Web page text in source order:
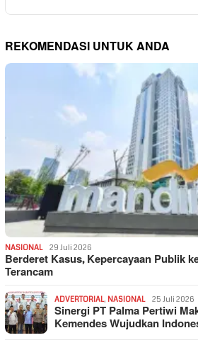
REKOMENDASI UNTUK ANDA
NASIONAL 29 Juli 2026
Berderet Kasus, Kepercayaan Publik
Terancam
ADVERTORIAL, NASIONAL 25 Juli 2026
Sinergi PT Palma Pertiwi
Kemendes Wujudkan